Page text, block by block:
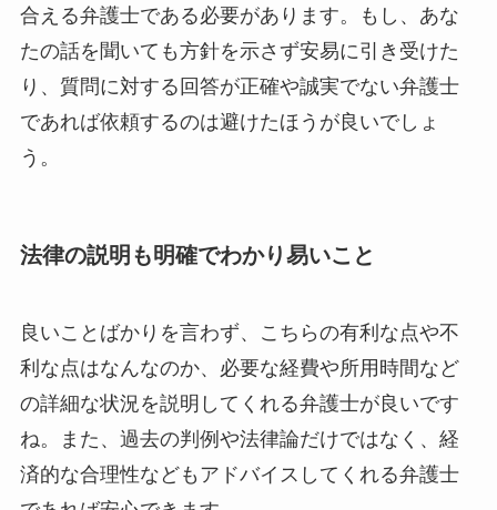
合える弁護士である必要があります。もし、あな
たの話を聞いても方針を示さず安易に引き受けた
り、質問に対する回答が正確や誠実でない弁護士
であれば依頼するのは避けたほうが良いでしょ
う。
法律の説明も明確でわかり易いこと
良いことばかりを言わず、こちらの有利な点や不
利な点はなんなのか、必要な経費や所用時間など
の詳細な状況を説明してくれる弁護士が良いです
ね。また、過去の判例や法律論だけではなく、経
済的な合理性などもアドバイスしてくれる弁護士